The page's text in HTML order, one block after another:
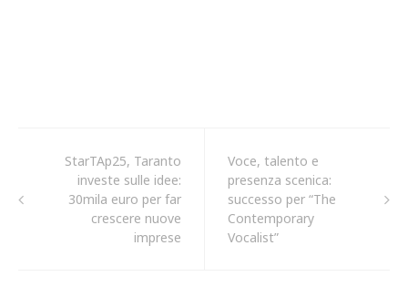
StarTAp25, Taranto
investe sulle idee:
30mila euro per far
crescere nuove
imprese
Voce, talento e
presenza scenica:
successo per “The
Contemporary
Vocalist”